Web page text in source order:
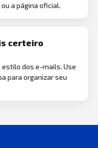
a página oficial.
certeiro
dos e-mails. Use
para organizar seu